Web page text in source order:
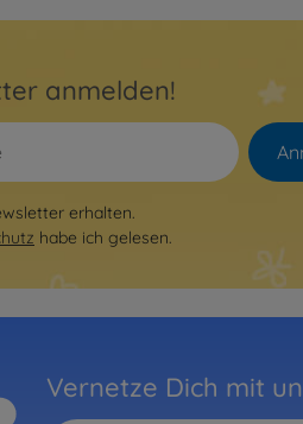
anmelden!
erhalten.
habe ich gelesen.
Vernetze Dich mit